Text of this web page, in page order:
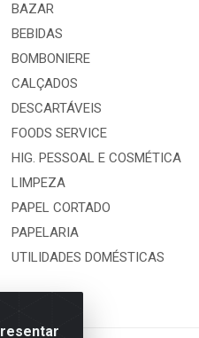
BAZAR
BEBIDAS
BOMBONIERE
CALÇADOS
DESCARTÁVEIS
FOODS SERVICE
HIG. PESSOAL E COSMÉTICA
LIMPEZA
PAPEL CORTADO
PAPELARIA
UTILIDADES DOMÉSTICAS